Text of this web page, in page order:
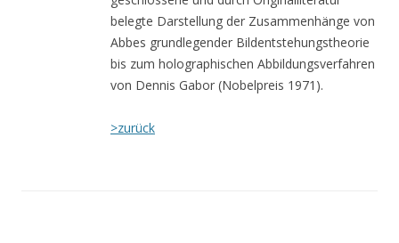
belegte Darstellung der Zusammenhänge von
Abbes grundlegender Bildentstehungstheorie
bis zum holographischen Abbildungsverfahren
von Dennis Gabor (Nobelpreis 1971).
>zurück